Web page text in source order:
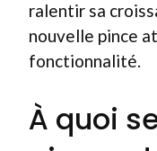
ralentir sa
nouvelle pince
fonctionnalité.
À quoi